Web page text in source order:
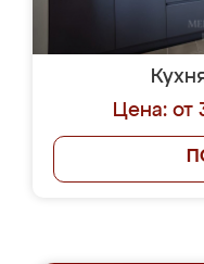
Цена: от